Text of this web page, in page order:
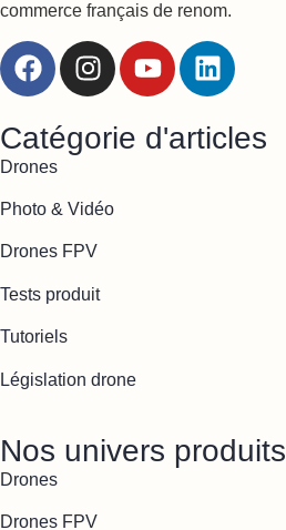
commerce français de renom.
Catégorie d'articles
Drones
Photo & Vidéo
Drones FPV
Tests produit
Tutoriels
Législation drone
Nos univers produits
Drones
Drones FPV